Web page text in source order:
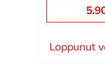
Loppunut